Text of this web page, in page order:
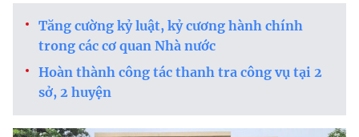
Tăng cường kỷ luật, kỷ cương hành chính
trong các cơ quan Nhà nước
Hoàn thành công tác thanh tra công vụ tại 2
sở, 2 huyện